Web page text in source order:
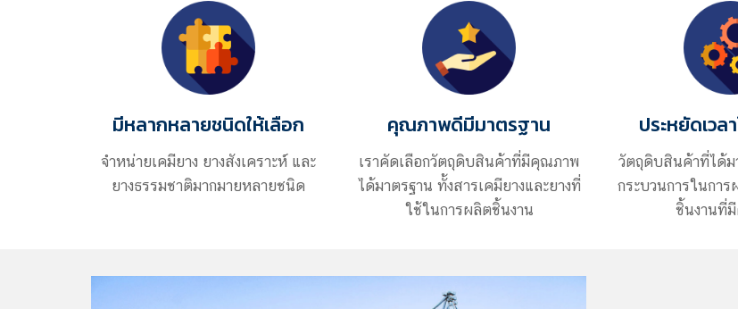
มีหลากหลายชนิดให้เลือก
จำหน่ายเคมียาง ยางสังเคราะห์ และ
ยางธรรมชาติมากมายหลายชนิด
คุณภาพดีมีมาตรฐาน
เราคัดเลือกวัตถุดิบสินค้าที่มีคุณภาพ
ได้มาตรฐาน ทั้งสารเคมียางและยางที่
ใช้ในการผลิตชิ้นงาน
ประหยัดเวล
วัตถุดิบสินค้าที่ได้ม
กระบวนการในกา
ชิ้นงานที่